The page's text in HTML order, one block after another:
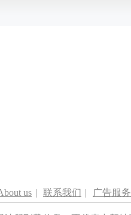
us | 联系我们 | 广告服务